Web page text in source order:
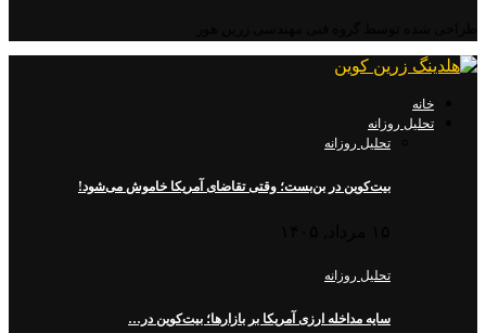
خانه
تحلیل روزانه
تحلیل روزانه
بیت‌کوین در بن‌بست؛ وقتی تقاضای آمریکا خاموش می‌شود!
تحلیل روزانه
سایه مداخله ارزی آمریکا بر بازارها؛ بیت‌کوین در…